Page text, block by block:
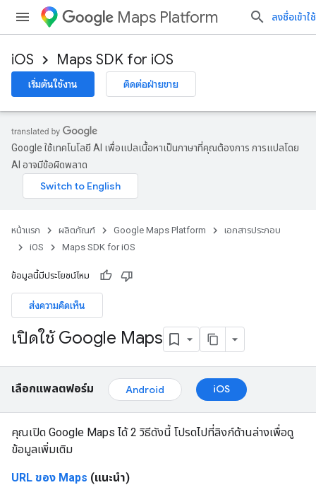
Maps Platform ลงชื่อเข้าใช้
iOS Maps SDK for iOS
เริ่มต้นใช้งาน ติดต่อฝ่ายขาย
Google ใช้เทคโนโลยี AI เพื่อแปลเนื้อหาเป็นภาษาที่คุณต้องการ การแปลโดย
AI อาจมีข้อผิดพลาด
หน้าแรก ผลิตภัณฑ์ Google Maps Platform
เอกสารประกอบ
iOS
Maps SDK for iOS
ข้อมูลนี้มีประโยชน์ไหม
ส่งความคิดเห็น
เปิดใช้ Google Maps
เลือกแพลตฟอร์ม Android iOS
คุณเปิด Google Maps ได้ 2 วิธีดังนี้ โปรดไปที่ลิงก์ด้านล่างเพื่อดู
ข้อมูลเพิ่มเติม
URL ของ Maps (แนะนำ)